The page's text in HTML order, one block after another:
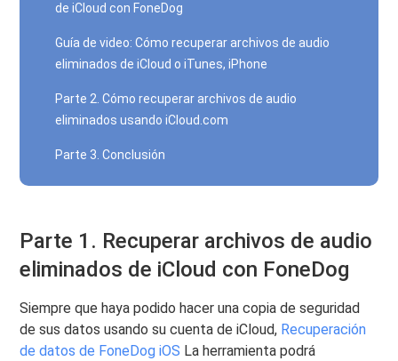
de iCloud con FoneDog
Guía de video: Cómo recuperar archivos de audio
eliminados de iCloud o iTunes, iPhone
Parte 2. Cómo recuperar archivos de audio
eliminados usando iCloud.com
Parte 3. Conclusión
Parte 1. Recuperar archivos de audio
eliminados de iCloud con FoneDog
Siempre que haya podido hacer una copia de seguridad
de sus datos usando su cuenta de iCloud, Recuperación
de datos de FoneDog iOS La herramienta podrá